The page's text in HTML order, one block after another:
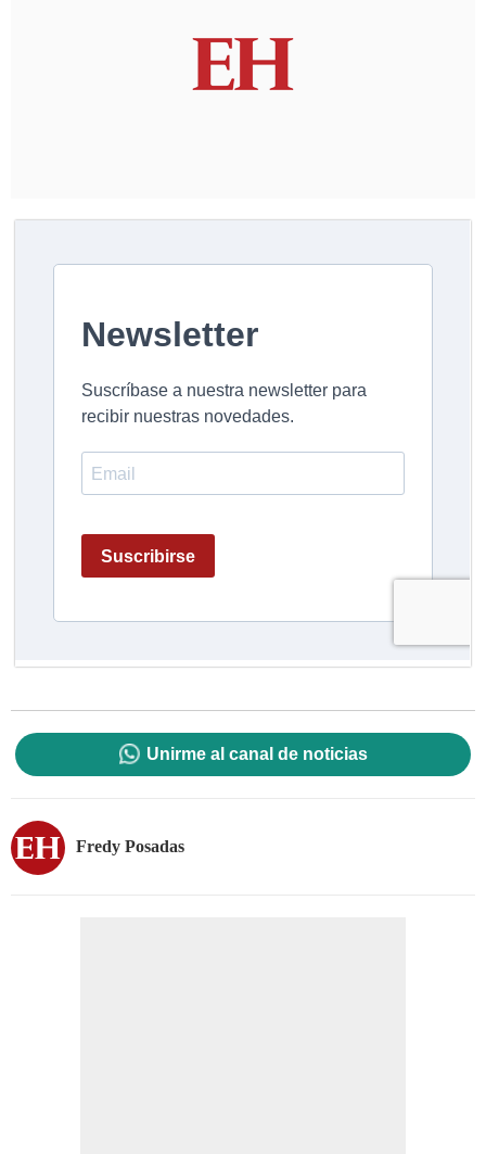
Unirme al canal de noticias
Fredy Posadas